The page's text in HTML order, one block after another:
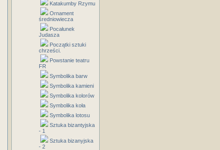
Katakumby Rzymu
Ornament
średniowiecza
Pocałunek
Judasza
Początki sztuki
chrześci.
Powstanie teatru
FR
Symbolika barw
Symbolika kamieni
Symbolika kolorów
Symbolika koła
Symbolika lotosu
Sztuka bizantyjska
- 1
Sztuka bizanyjska
- 2